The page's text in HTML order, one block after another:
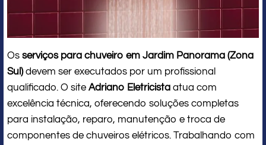
Os serviços para chuveiro em Jardim Panorama (Zona
Sul)devem ser executados por um profissional
qualificado. O site Adriano Eletricista atua com
excelência técnica, oferecendo soluções completas
para instalação, reparo, manutenção e troca de
componentes de chuveiros elétricos. Trabalhando com